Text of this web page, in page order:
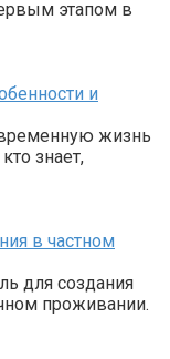
этапом в
и
жизнь
знает,
в частном
для создания
проживании.